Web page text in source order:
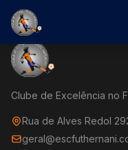
Clube de Excelência no
Rua de Alves Redol